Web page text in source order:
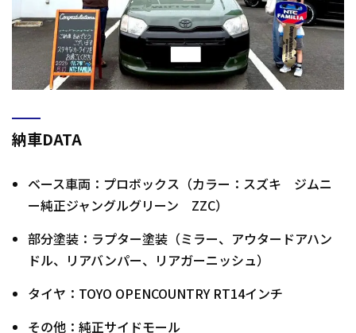
納車DATA
ベース車両：プロボックス（カラー：スズキ ジムニ
ー純正ジャングルグリーン ZZC）
部分塗装：ラプター塗装（ミラー、アウタードアハン
ドル、リアバンパー、リアガーニッシュ）
タイヤ：TOYO OPENCOUNTRY RT14インチ
その他：純正サイドモール